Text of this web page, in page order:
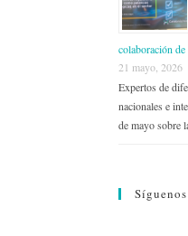
colaboración
21 mayo, 2026
Expertos de
nacionales e
de mayo sobre